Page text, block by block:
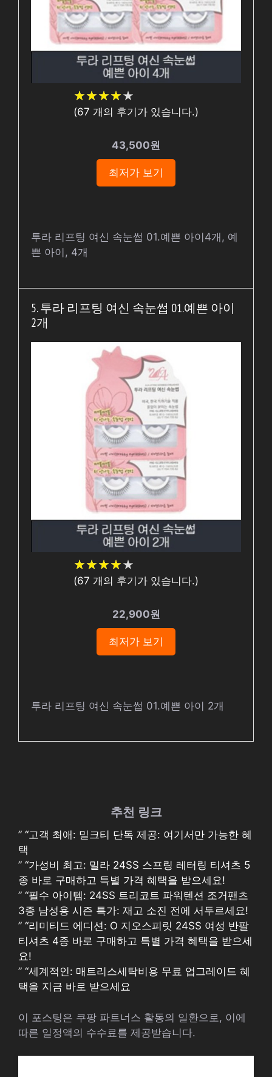
★★★★★
★★★★★
(67 개의 후기가 있습니다.)
43,500원
최저가 보기
투라 리프팅 여신 속눈썹 01.예쁜 아이4개, 예
쁜 아이, 4개
5. 투라 리프팅 여신 속눈썹 01.예쁜 아이
2개
★★★★★
★★★★★
(67 개의 후기가 있습니다.)
22,900원
최저가 보기
투라 리프팅 여신 속눈썹 01.예쁜 아이 2개
추천 링크
” “고객 최애: 밀크티 단독 제공: 여기서만 가능한 혜
택
” “가성비 최고: 밀라 24SS 스프링 레터링 티셔츠 5
종 바로 구매하고 특별 가격 혜택을 받으세요!
” “필수 아이템: 24SS 트리코트 파워텐션 조거팬츠
3종 남성용 시즌 특가: 재고 소진 전에 서두르세요!
” “리미티드 에디션: O 지오스피릿 24SS 여성 반팔
티셔츠 4종 바로 구매하고 특별 가격 혜택을 받으세
요!
” “세계적인: 매트리스세탁비용 무료 업그레이드 혜
택을 지금 바로 받으세요
이 포스팅은 쿠팡 파트너스 활동의 일환으로, 이에
따른 일정액의 수수료를 제공받습니다.